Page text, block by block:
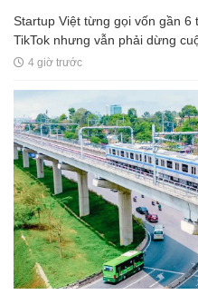
Startup Việt từng gọi vốn gần
TikTok nhưng vẫn phải dừng
4 giờ trước